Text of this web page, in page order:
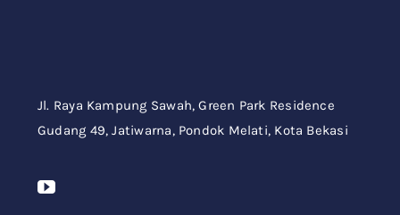
Jl. Raya Kampung Sawah,Green Park Residence
Gudang 49,Jatiwarna, Pondok Melati, Kota Bekasi